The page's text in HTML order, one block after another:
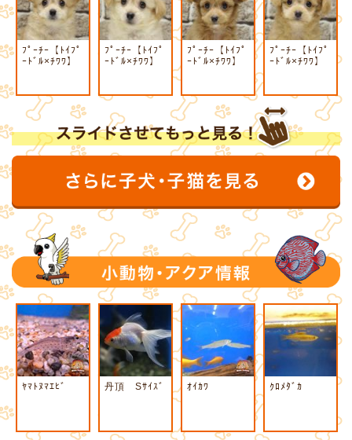
ﾌﾟｰﾁｰ【ﾄｲﾌﾟ
ｰﾄﾞﾙ×ﾁﾜﾜ】
ﾌﾟｰﾁｰ【ﾄｲﾌﾟ
ｰﾄﾞﾙ×ﾁﾜﾜ】
ﾌﾟｰﾁｰ【ﾄｲﾌﾟ
ｰﾄﾞﾙ×ﾁﾜﾜ】
ﾌﾟｰﾁｰ【ﾄｲﾌﾟ
ｰﾄﾞﾙ×ﾁﾜﾜ】
ﾔﾏﾄﾇﾏｴﾋﾞ 丹頂 Sｻｲｽﾞ ｵｲｶﾜ ｸﾛﾒﾀﾞｶ